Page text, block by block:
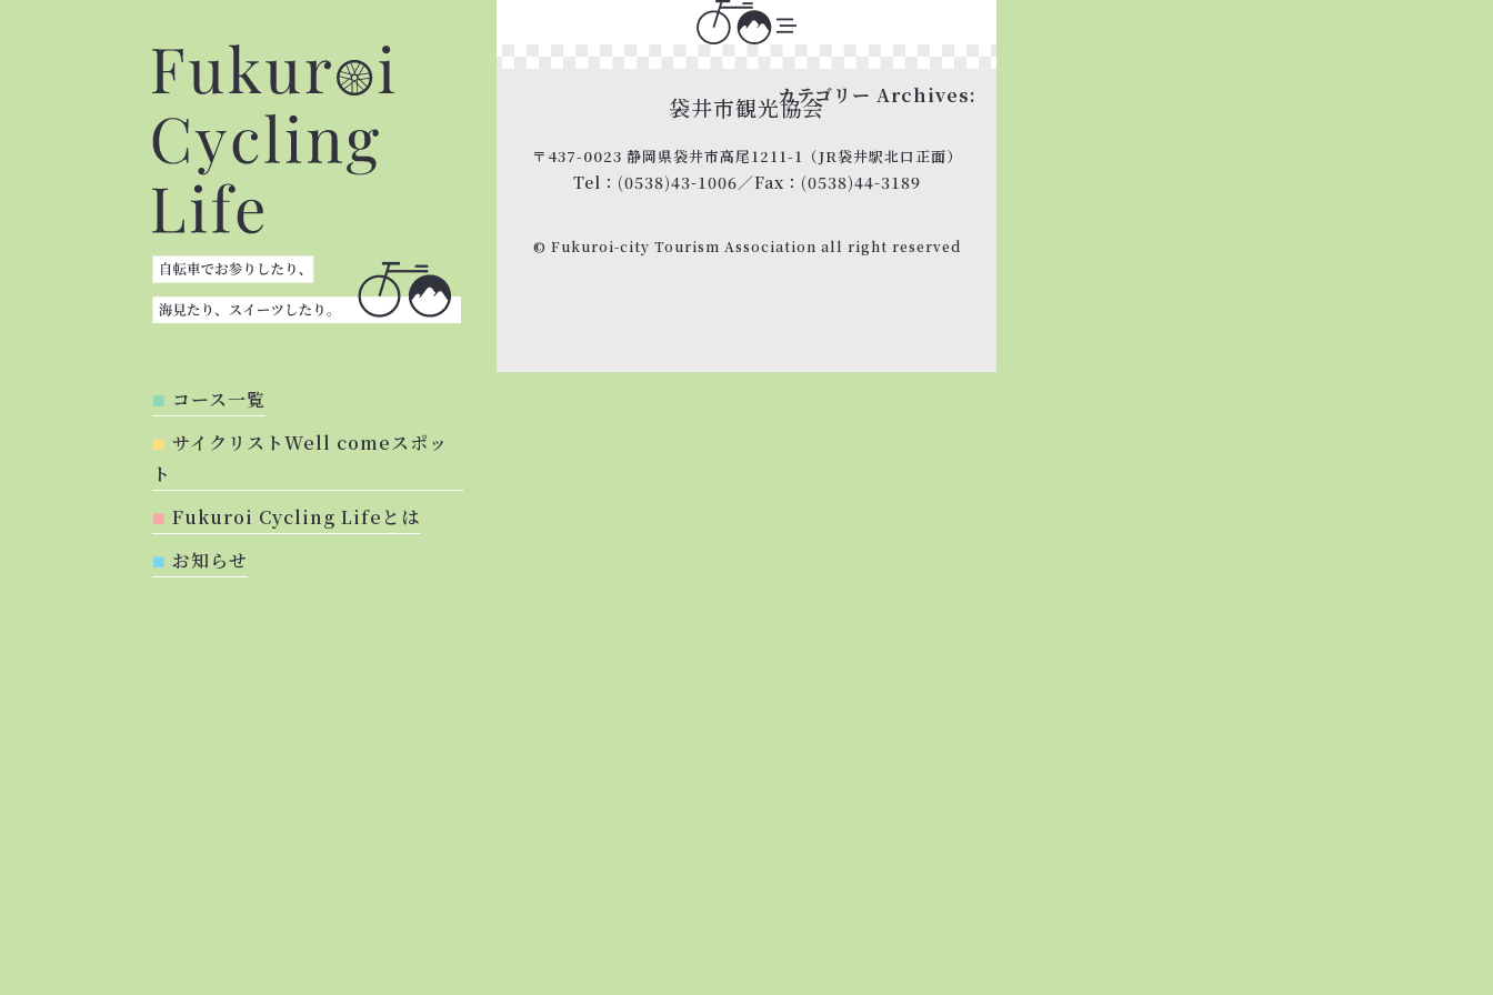
コース一覧
サイクリストWell comeスポッ
ト
Fukuroi Cycling Lifeとは
お知らせ
カテゴリー Archives:
袋井市観光協会
〒437-0023 静岡県袋井市高尾1211-1 （JR袋井駅北口正面）
Tel：(0538)43-1006／Fax：(0538)44-3189
© Fukuroi-city Tourism Association all right reserved